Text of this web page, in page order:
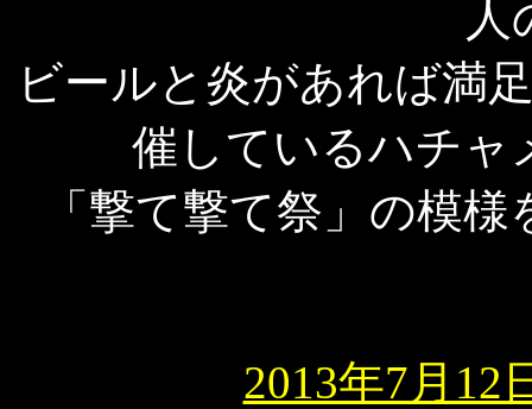
人
ビールと炎があれば満
催しているハチャ
「撃て撃て祭」の模
2013年7月